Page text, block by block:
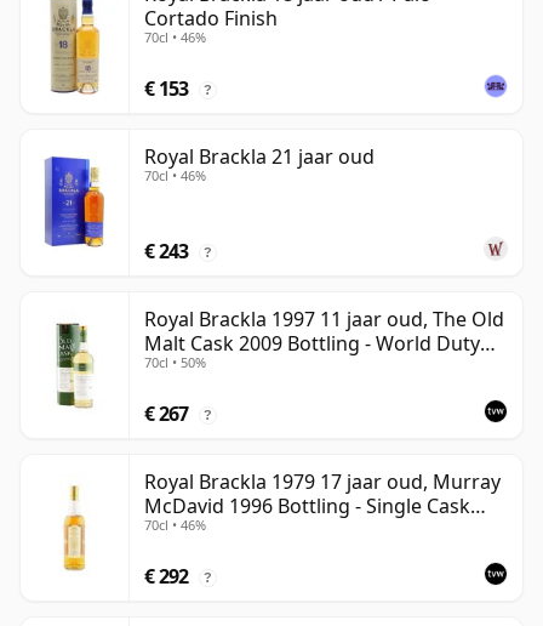
Cortado Finish
70cl • 46%
€ 153 ?
Royal Brackla 21 jaar oud
70cl • 46%
€ 243 ?
Royal Brackla 1997 11 jaar oud, The Old
Malt Cask 2009 Bottling - World Duty
Free Exclusive
70cl • 50%
€ 267 ?
Royal Brackla 1979 17 jaar oud, Murray
McDavid 1996 Bottling - Single Cask
#8825
70cl • 46%
€ 292 ?